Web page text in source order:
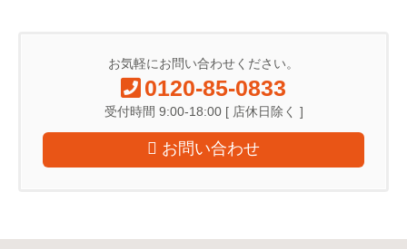
お気軽にお問い合わせください。
0120-85-0833
受付時間 9:00-18:00 [ 店休日除く ]
お問い合わせ